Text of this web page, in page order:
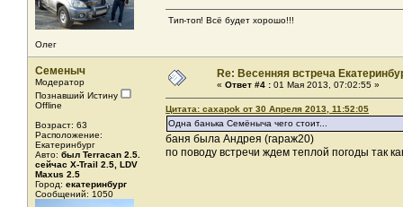
Олег
Тип-топ! Всё будет хорошо!!!
Семеныч
Модератор
Познавший Истину
Offline
Возраст: 63
Расположение:
Екатеринбург
Авто: был Terracan 2.5.
сейчас X-Trail 2.5, LDV
Maxus 2.5
Город: екатеринбург
Сообщений: 1050
Re: Весенняя встреча
« Ответ #4 : 01 Мая 2013, 07:02:55 »
Цитата: caxapok от 30 Апреля 2013, 11:52:05
Одна банька Семёныча чего стоит...
баня была Андрея (гараж20)
по поводу встречи ждем теплой погоды так